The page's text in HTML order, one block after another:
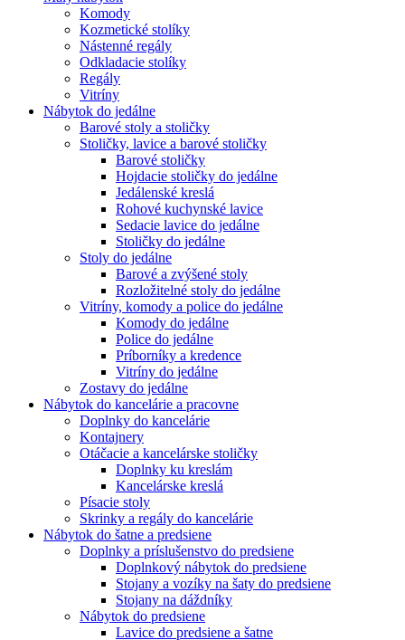
Komody
Kozmetické stolíky
Nástenné regály
Odkladacie stolíky
Regály
Vitríny
Nábytok do jedálne
Barové stoly a stoličky
Stoličky, lavice a barové stoličky
Barové stoličky
Hojdacie stoličky do jedálne
Jedálenské kreslá
Rohové kuchynské lavice
Sedacie lavice do jedálne
Stoličky do jedálne
Stoly do jedálne
Barové a zvýšené stoly
Rozložitelné stoly do jedálne
Vitríny, komody a police do jedálne
Komody do jedálne
Police do jedálne
Príborníky a kredence
Vitríny do jedálne
Zostavy do jedálne
Nábytok do kancelárie a pracovne
Doplnky do kancelárie
Kontajnery
Otáčacie a kancelárske stoličky
Doplnky ku kreslám
Kancelárske kreslá
Písacie stoly
Skrinky a regály do kancelárie
Nábytok do šatne a predsiene
Doplnky a príslušenstvo do predsiene
Doplnkový nábytok do predsiene
Stojany a vozíky na šaty do predsiene
Stojany na dáždníky
Nábytok do predsiene
Lavice do predsiene a šatne